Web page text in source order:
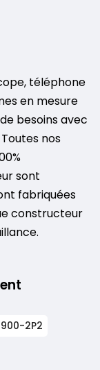
téléphone
en mesure
besoins avec
nos
sont
fabriquées
constructeur
2P2